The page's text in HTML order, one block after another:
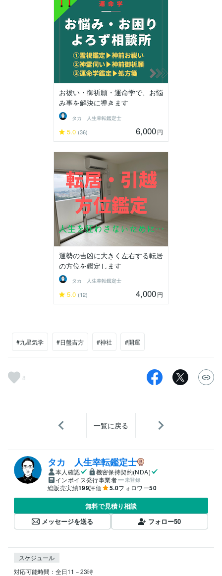
お祓い・御祈願・運命学で、お悩
み事を解決に導きます
タカ 人生幸転鑑定士
5.0 (36) 6,000円
運勢の吉凶に大きく左右する転居
の方位を鑑定します
タカ 人生幸転鑑定士
5.0 (12) 4,000円
#九星気学 #日盤吉方 #神社 #開運
8
一覧に戻る
タカ 人生幸転鑑定士
本人確認
機密保持契約(NDA)
インボイス発行事業者
未登録
総販売実績199評価 5.0フォロワー50
無料で見積り相談
メッセージを送る
フォロー50
スケジュール